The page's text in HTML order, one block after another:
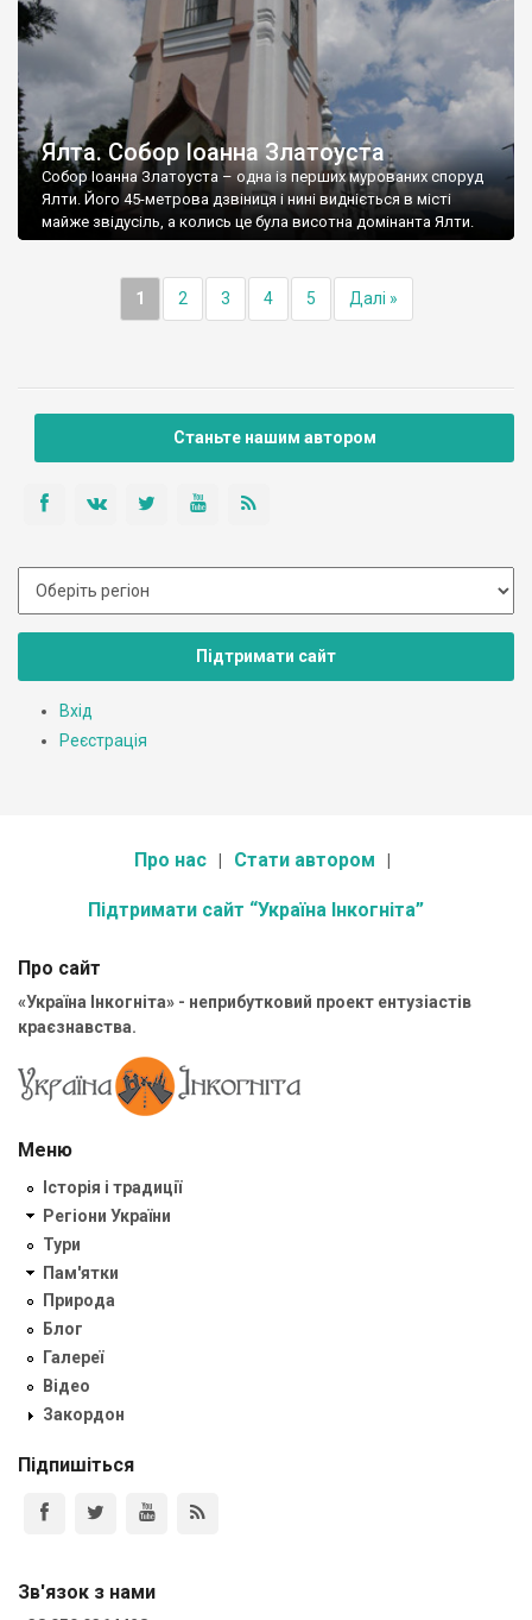
Ялта. Собор Іоанна Златоуста
Собор Іоанна Златоуста – одна із перших мурованих споруд
Ялти. Його 45-метрова дзвіниця і нині видніється в місті
майже звідусіль, а колись це була висотна домінанта Ялти.
1 2 3 4 5 Далі »
Станьте нашим автором
Підтримати сайт
Вхід
Реєстрація
Про нас Стати автором
Підтримати сайт “Україна Інкогніта”
Про сайт
«Україна Інкогніта» - неприбутковий проект ентузіастів
краєзнавства.
Меню
Історія і традиції
Регіони України
Тури
Пам'ятки
Природа
Блог
Галереї
Відео
Закордон
Підпишіться
Зв'язок з нами